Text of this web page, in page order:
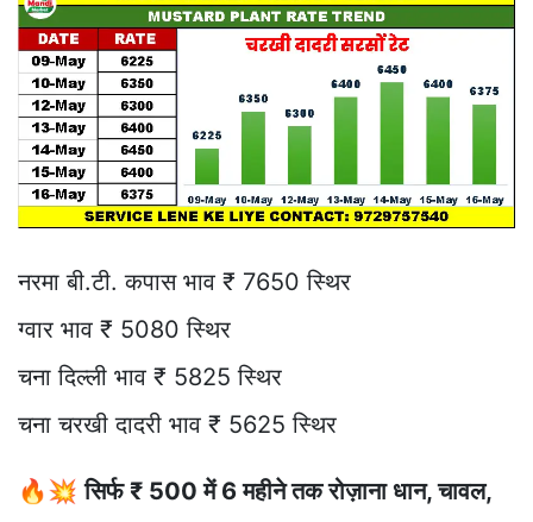
नरमा बी.टी. कपास भाव ₹ 7650 स्थिर
ग्वार भाव ₹ 5080 स्थिर
चना दिल्ली भाव ₹ 5825 स्थिर
चना चरखी दादरी भाव ₹ 5625 स्थिर
🔥💥सिर्फ ₹ 500 में 6 महीने तक रोज़ाना धान, चावल,